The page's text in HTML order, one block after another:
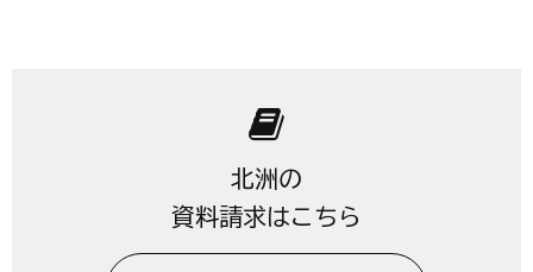
北洲の
資料請求はこちら